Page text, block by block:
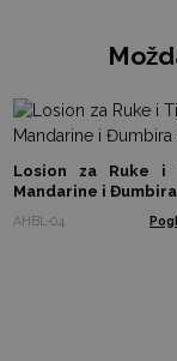
Losion za Ruke
Mandarine i Đumbira
AHBL-04